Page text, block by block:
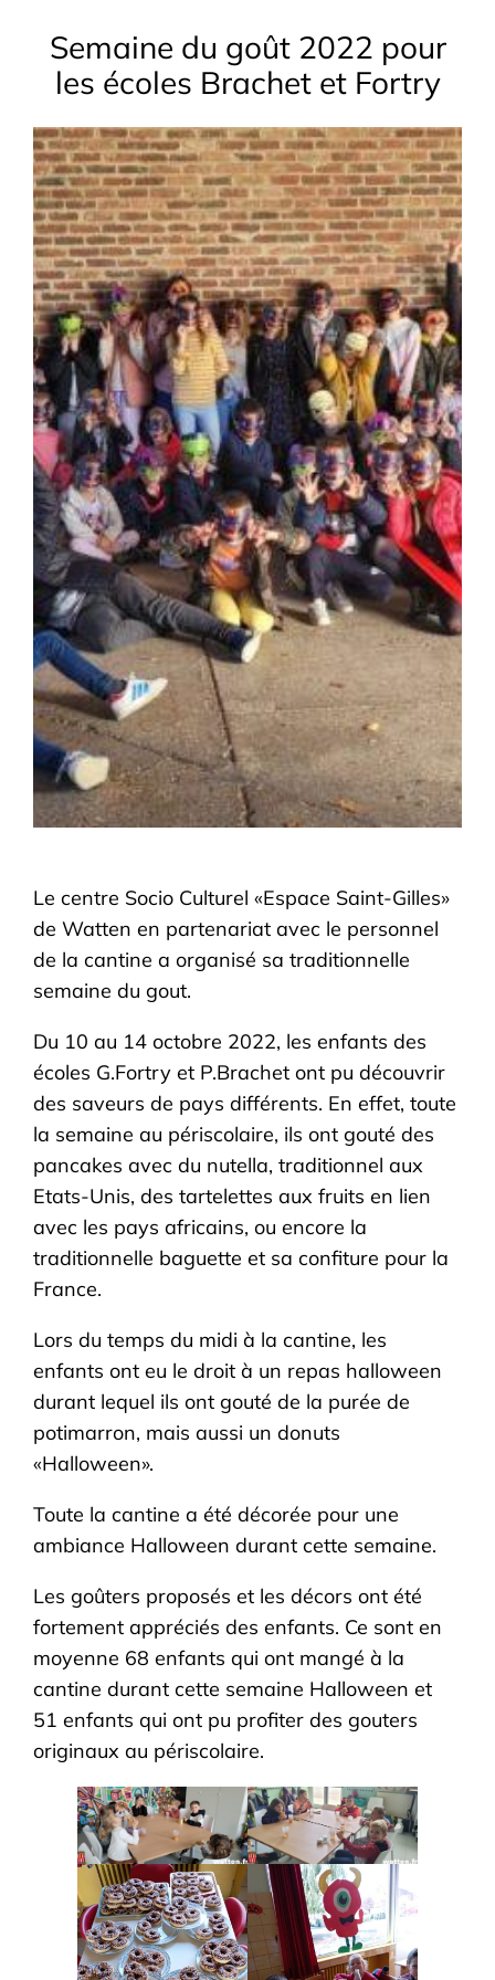
Semaine du goût 2022 pour
les écoles Brachet et Fortry
Le centre Socio Culturel «Espace Saint-Gilles»
de Watten en partenariat avec le personnel
de la cantine a organisé sa traditionnelle
semaine du gout.
Du 10 au 14 octobre 2022, les enfants des
écoles G.Fortry et P.Brachet ont pu découvrir
des saveurs de pays différents. En effet, toute
la semaine au périscolaire, ils ont gouté des
pancakes avec du nutella, traditionnel aux
Etats-Unis, des tartelettes aux fruits en lien
avec les pays africains, ou encore la
traditionnelle baguette et sa confiture pour la
France.
Lors du temps du midi à la cantine, les
enfants ont eu le droit à un repas halloween
durant lequel ils ont gouté de la purée de
potimarron, mais aussi un donuts
«Halloween».
Toute la cantine a été décorée pour une
ambiance Halloween durant cette semaine.
Les goûters proposés et les décors ont été
fortement appréciés des enfants. Ce sont en
moyenne 68 enfants qui ont mangé à la
cantine durant cette semaine Halloween et
51 enfants qui ont pu profiter des gouters
originaux au périscolaire.